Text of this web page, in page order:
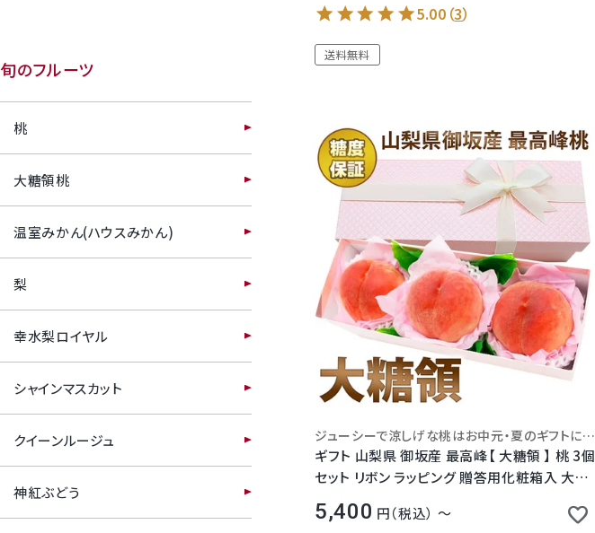
すいか
マスクメロンと季節のフルーツ詰合せ
お試しフルーツ
5.00 （3）
送料無料
ジューシーで涼しげな桃はお中元・夏のギフトにぴったり！
ギフト 山梨県 御坂産 最高峰【 大糖領 】 桃 3個
セット リボン ラッピング 贈答用化粧箱入 大玉
5,400 税込 〜
旬のフルーツ
桃
大糖領桃
温室みかん(ハウスみかん)
梨
幸水梨ロイヤル
シャインマスカット
クイーンルージュ
神紅ぶどう